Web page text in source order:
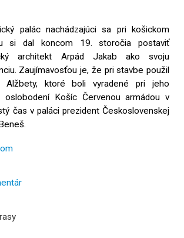
palác nachádzajúci sa pri košickom
si dal koncom 19. storočia postaviť
architekt Arpád Jakab ako svoju
Zaujímavosťou je, že pri stavbe použil
Alžbety, ktoré boli vyradené pri jeho
oslobodení Košíc Červenou armádou v
čas v paláci prezident Československej